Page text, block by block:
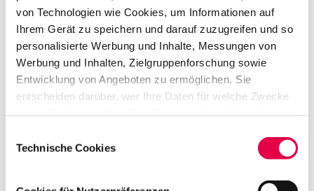
von Technologien wie Cookies, um Informationen auf
Ihrem Gerät zu speichern und darauf zuzugreifen und so
personalisierte Werbung und Inhalte, Messungen von
Werbung und Inhalten, Zielgruppenforschung sowie
Entwicklung von Angeboten zu ermöglichen. Sie
entscheiden darüber, wer Ihre Daten für welche Zwecke
Trigger Symbol ändern oder widerrufen
Technische Cookies
Transaktionen und Joint Ventures
DGUV - Deutsche Gesetzliche
Unfallversicherung, Berlin
Leitung der Abteilung
machen
Landesapothekerkammer Hessen, Frankfurt